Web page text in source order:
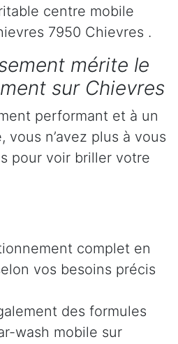
centre mobile
7950 Chievres .
mérite le
sur Chievres
performant et à un
vous n’avez plus à vous
pour voir briller votre
complet en
vos besoins précis
des formules
wash mobile sur